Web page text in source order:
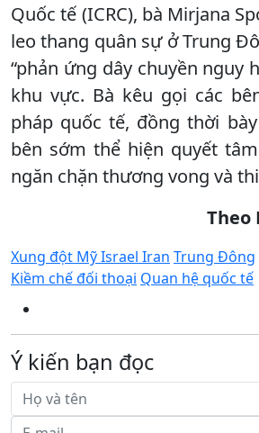
Quốc tế (ICRC), bà Mirjana
leo thang quân sự ở Trung
“phản ứng dây chuyền nguy
khu vực. Bà kêu gọi các
pháp quốc tế, đồng thời
bên sớm thể hiện quyết
ngăn chặn thương vong và
Theo
Xung đột Mỹ Israel Iran Trung Đông
Kiềm chế đối thoại Quan hệ quốc tế
Ý kiến bạn đọc